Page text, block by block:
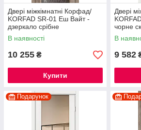
Двері міжкімнатні Корфад/
KORFAD SR-01 Еш Вайт -
дзеркало срібне
В наявності
10 255 ₴
Купити
Двері
чорне
В
9 582
Подарунок